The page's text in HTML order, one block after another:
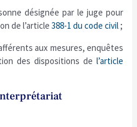
désignée par le juge pour
de l’article388-1 du code civil ;
aux mesures, enquêtes
des dispositions de l’article